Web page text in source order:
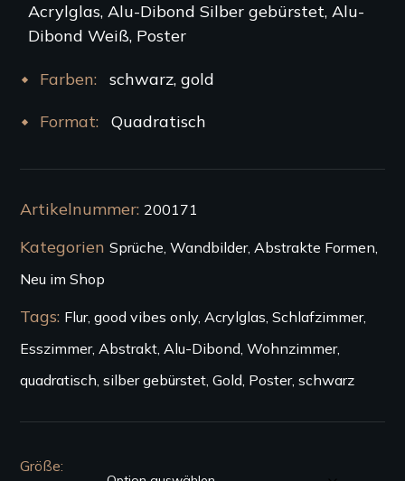
Acrylglas, Alu-Dibond Silber gebürstet, Alu-
Dibond Weiß, Poster
Farben schwarz, gold
Format Quadratisch
Artikelnummer: 200171
Kategorien Sprüche,Wandbilder,Abstrakte Formen,
Neu im Shop
Tags: Flur,good vibes only,Acrylglas,Schlafzimmer,
Esszimmer,Abstrakt,Alu-Dibond,Wohnzimmer,
quadratisch,silber gebürstet,Gold, Poster,schwarz
Größe